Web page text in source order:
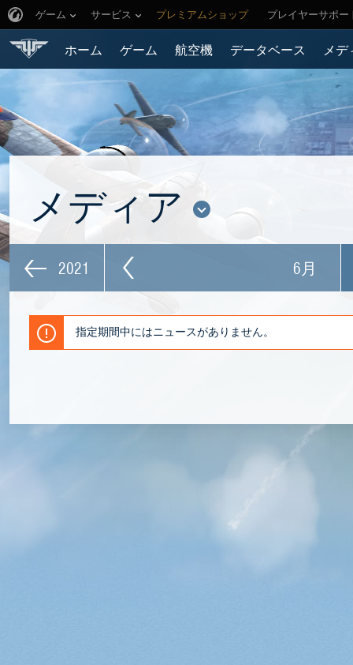
ゲーム サービス プレミアムショップ プレイヤーサポー
ホーム ゲーム 航空機 データベース メ
メディア
2021 6月
指定期間中にはニュースがありません。